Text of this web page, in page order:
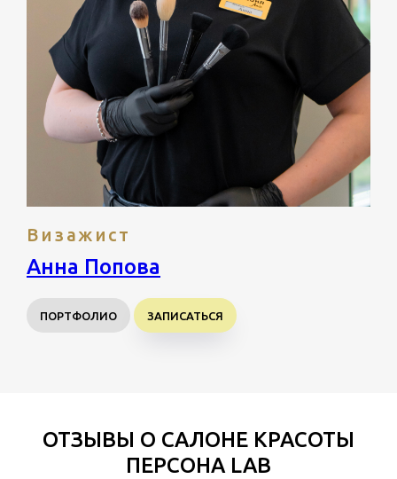
Визажист
Анна Попова
ПОРТФОЛИО ЗАПИСАТЬСЯ
ОТЗЫВЫ О САЛОНЕ КРАСОТЫ
ПЕРСОНА LAB